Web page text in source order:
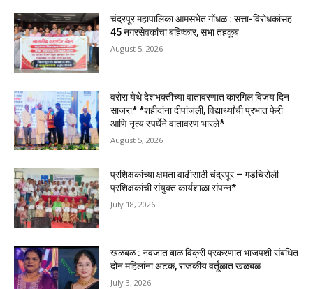
चंद्रपूर महापालिका आमसभेत गोंधळ : सत्ता-विरोधकांसह
45 नगरसेवकांचा बहिष्कार, सभा तहकूब
August 5, 2026
वरोरा येथे देशभक्तीच्या वातावरणात कारगिल विजय दिन
साजरा* *शहीदांना दीपांजली, विद्यार्थ्यांची प्रभात फेरी
आणि नृत्य स्पर्धेने वातावरण भारले*
August 5, 2026
प्रशिक्षकांच्या क्षमता वाढीसाठी चंद्रपूर – गडचिरोली
प्रशिक्षकांची संयुक्त कार्यशाळा संपन्न*
July 18, 2026
खळबळ : नवजात बाळ विक्री प्रकरणात भाजपशी संबंधित
दोन महिलांना अटक, राजकीय वर्तूळात खळबळ
July 3, 2026